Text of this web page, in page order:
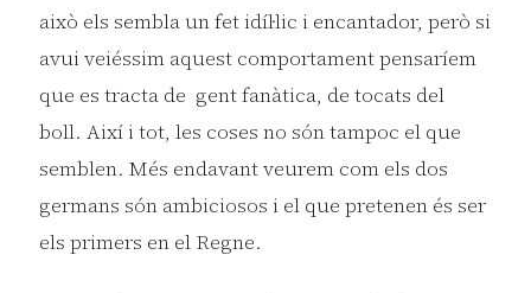
això els sembla un fet idíl·lic i encantador, però si
avui veiéssim aquest comportament pensaríem
que es tracta de gent fanàtica, de tocats del
boll. Així i tot, les coses no són tampoc el que
semblen. Més endavant veurem com els dos
germans són ambiciosos i el que pretenen és ser
els primers en el Regne.